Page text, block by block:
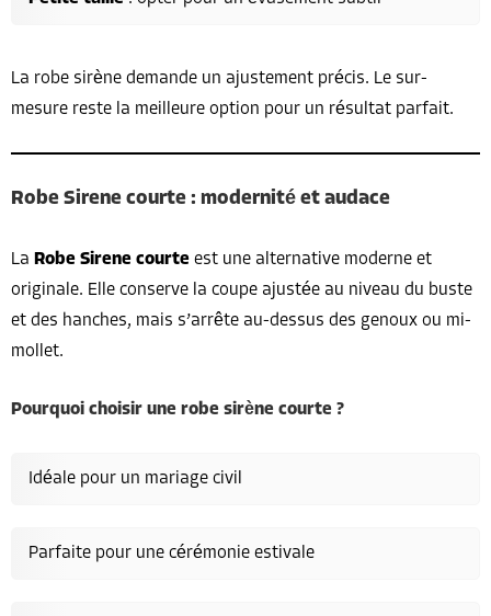
La robe sirène demande un ajustement précis. Le sur-
mesure reste la meilleure option pour un résultat parfait.
Robe Sirene courte : modernité et audace
La Robe Sirene courte est une alternative moderne et
originale. Elle conserve la coupe ajustée au niveau du buste
et des hanches, mais s’arrête au-dessus des genoux ou mi-
mollet.
Pourquoi choisir une robe sirène courte ?
Idéale pour un mariage civil
Parfaite pour une cérémonie estivale